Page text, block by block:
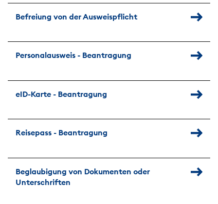
Befreiung von der Ausweispflicht
Personalausweis - Beantragung
eID-Karte - Beantragung
Reisepass - Beantragung
Beglaubigung von Dokumenten oder
Unterschriften